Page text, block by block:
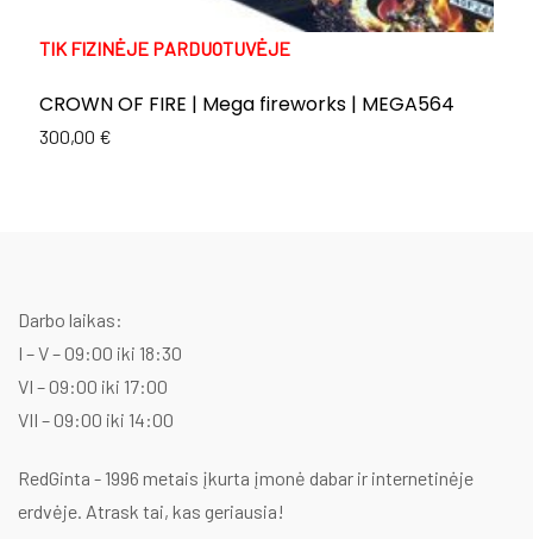
TIK FIZINĖJE PARDUOTUVĖJE
CROWN OF FIRE | Mega fireworks | MEGA564
300,00 €
Darbo laikas:
I – V – 09:00 iki 18:30
VI – 09:00 iki 17:00
VII – 09:00 iki 14:00
RedGinta - 1996 metais įkurta įmonė dabar ir internetinėje
erdvėje. Atrask tai, kas geriausia!